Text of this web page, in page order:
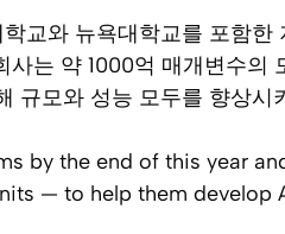
교와 뉴욕대학교를 포함한
는 약 1000억 매개변수의
모와 성능 모두를 향상시
by the end of this year
— to help them develop